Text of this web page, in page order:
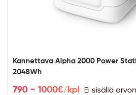
Kannettava Alpha 2000 Power
2048Wh
790 ~ 1000€/kpl Ei sisällä